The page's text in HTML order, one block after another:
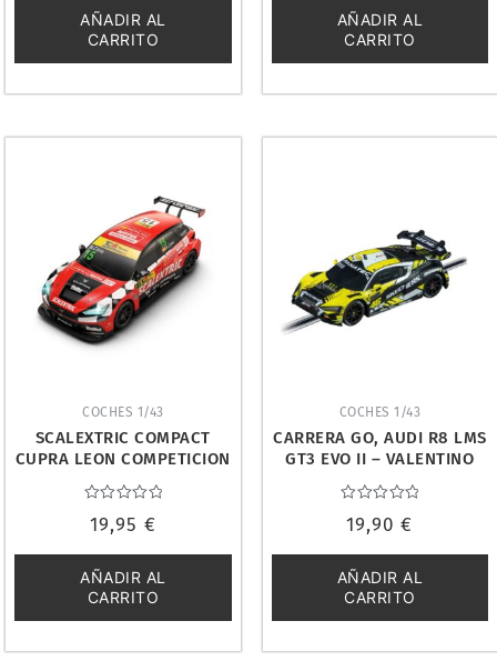
5
AÑADIR AL
CARRITO
5
AÑADIR AL
CARRITO
COCHES 1/43
SCALEXTRIC COMPACT
CUPRA LEON COMPETICION
MONLAU. C10580S300
con
de
5
19,95 €
AÑADIR AL
CARRITO
COCHES 1/43
CARRERA GO, AUDI R8 LMS
GT3 EVO II – VALENTINO
ROSSI. 20064230
con
de
5
19,90€
AÑADIR AL
CARRITO